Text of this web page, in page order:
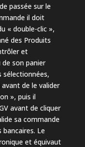
passée sur le
il doit
« double-clic »,
des Produits
et
son panier
de le valider
», puis il
avant de cliquer
sa commande
Le
et équivaut